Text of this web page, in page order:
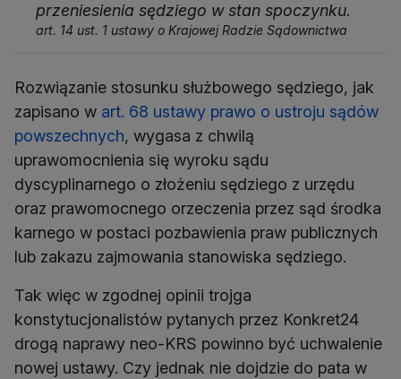
przeniesienia sędziego w stan spoczynku.
art. 14 ust. 1 ustawy o Krajowej Radzie Sądownictwa
Rozwiązanie stosunku służbowego sędziego, jak
zapisano w art. 68 ustawy prawo o ustroju sądów
powszechnych, wygasa z chwilą
uprawomocnienia się wyroku sądu
dyscyplinarnego o złożeniu sędziego z urzędu
oraz prawomocnego orzeczenia przez sąd środka
karnego w postaci pozbawienia praw publicznych
lub zakazu zajmowania stanowiska sędziego.
Tak więc w zgodnej opinii trojga
konstytucjonalistów pytanych przez Konkret24
drogą naprawy neo-KRS powinno być uchwalenie
nowej ustawy. Czy jednak nie dojdzie do pata w